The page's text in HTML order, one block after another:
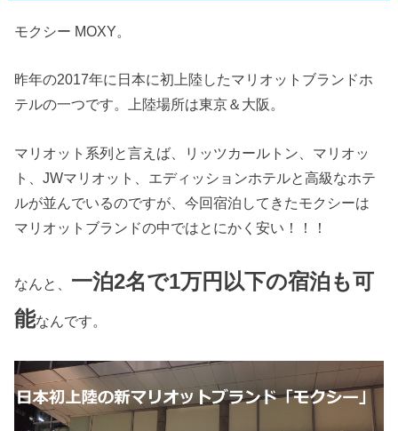
モクシー MOXY。
昨年の2017年に日本に初上陸したマリオットブランドホ
テルの一つです。上陸場所は東京＆大阪。
マリオット系列と言えば、リッツカールトン、マリオッ
ト、JWマリオット、エディッションホテルと高級なホテ
ルが並んでいるのですが、今回宿泊してきたモクシーは
マリオットブランドの中ではとにかく安い！！！
なんと、 一泊2名で1万円以下の宿泊も可
能なんです。